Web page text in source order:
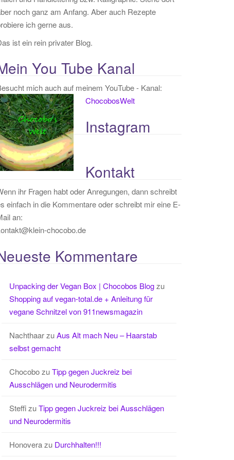
noch ganz am Anfang. Aber auch Rezepte
ich gerne aus.
ist ein rein privater Blog.
You Tube Kanal
mich auch auf meinem YouTube - Kanal:
ChocobosWelt
Instagram
Kontakt
ihr Fragen habt oder Anregungen, dann schreibt
einfach in die Kommentare oder schreibt mir eine E-
an:
chocobo.de
Kommentare
Unpacking der Vegan Box | Chocobos Blogzu
Shopping auf vegan-total.de + Anleitung für
vegane Schnitzel von 911newsmagazin
NachthaarzuAus Alt mach Neu – Haarstab
selbst gemacht
ChocobozuTipp gegen Juckreiz bei
Ausschlägen und Neurodermitis
SteffizuTipp gegen Juckreiz bei Ausschlägen
und Neurodermitis
Honoverazu Durchhalten!!!